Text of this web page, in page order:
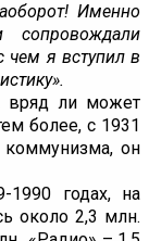
Именно
сопровождали
я вступил в
вряд ли может
более, с 1931
коммунизма, он
годах, на
около 2,3 млн.